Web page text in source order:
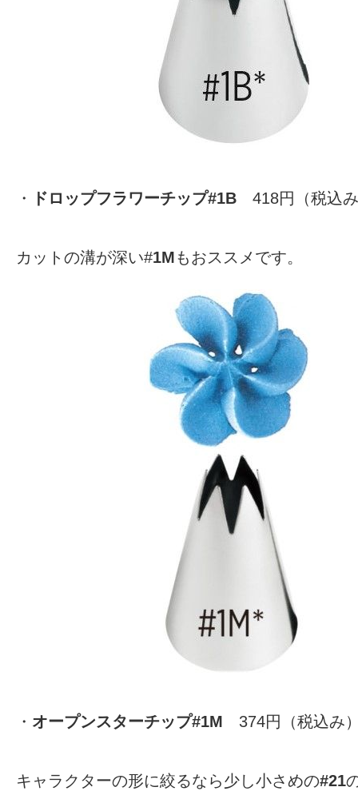
・ ドロップフラワーチップ#1B 418円（税込
カットの溝が深い#1Mもおススメです。
・ オープンスターチップ#1M 374円（税込み
キャラクターの形に絞るなら少し小さめの#21